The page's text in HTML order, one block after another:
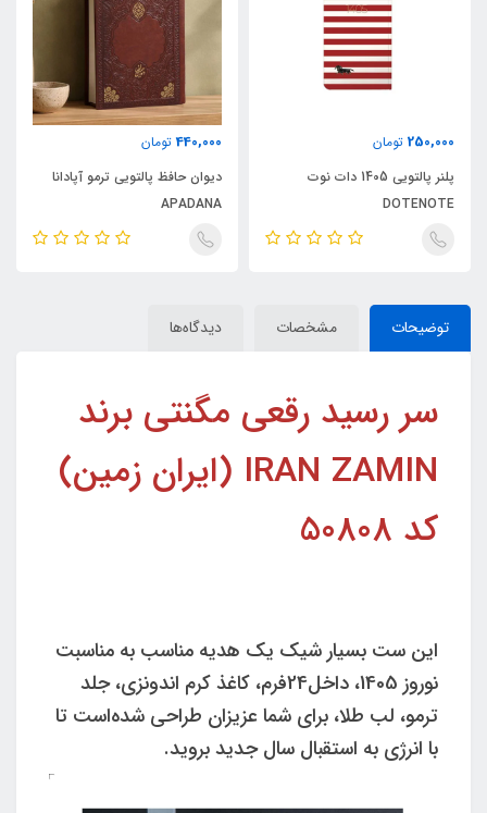
250,000 تومان
پلنر پالتویی 1405 دات نوت
DOTENOTE
440,000 تومان
دیوان حافظ پالتویی ترمو آپادانا
APADANA
توضیحات مشخصات دیدگاه‌ها
سر رسید رقعی مگنتی برند
IRAN ZAMIN (ایران زمین)
کد 50808
این ست بسیار شیک یک هدیه مناسب به مناسبت
نوروز 1405، داخل24فرم، کاغذ کرم اندونزی، جلد
ترمو، لب طلا، برای شما عزیزان طراحی شده‌است تا
با انرژی به استقبال سال جدید بروید.